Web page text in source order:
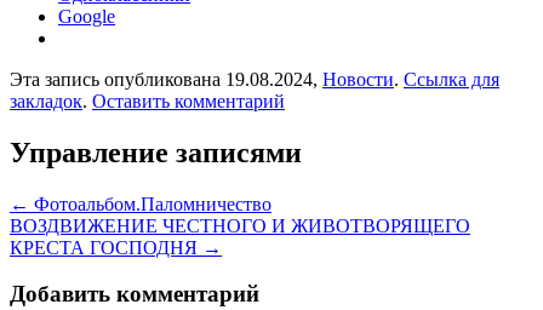
Google
Эта запись опубликована 19.08.2024, Новости. Ссылка для
закладок. Оставить комментарий
Управление записями
← Фотоальбом.Паломничество
ВОЗДВИЖЕНИЕ ЧЕСТНОГО И ЖИВОТВОРЯЩЕГО
КРЕСТА ГОСПОДНЯ →
Добавить комментарий